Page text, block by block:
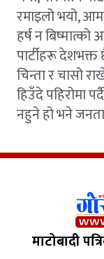
रमाइलो भयो,
हर्ष न
पार्टीहरू
चिन्ता र चासो
हिउँदे पहिरोमा
नहुने हो भने
माटोबादी